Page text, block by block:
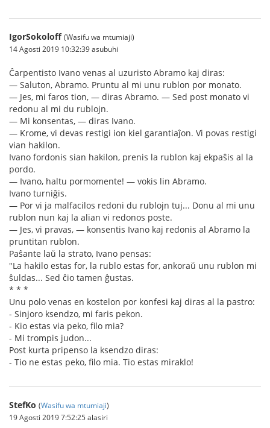
IgorSokoloff (Wasifu wa mtumiaji)
14 Agosti 2019 10:32:39 asubuhi
Ĉarpentisto Ivano venas al uzuristo Abramo kaj diras:
— Saluton, Abramo. Pruntu al mi unu rublon por monato.
— Jes, mi faros tion, — diras Abramo. — Sed post monato vi
redonu al mi du rublojn.
— Mi konsentas, — diras Ivano.
— Krome, vi devas restigi ion kiel garantiaĵon. Vi povas restigi
vian hakilon.
Ivano fordonis sian hakilon, prenis la rublon kaj ekpaŝis al la
pordo.
— Ivano, haltu pormomente! — vokis lin Abramo.
Ivano turniĝis.
— Por vi ja malfacilos redoni du rublojn tuj... Donu al mi unu
rublon nun kaj la alian vi redonos poste.
— Jes, vi pravas, — konsentis Ivano kaj redonis al Abramo la
pruntitan rublon.
Paŝante laŭ la strato, Ivano pensas:
"La hakilo estas for, la rublo estas for, ankoraŭ unu rublon mi
ŝuldas... Sed ĉio tamen ĝustas.
* * *
Unu polo venas en kostelon por konfesi kaj diras al la pastro:
- Sinjoro ksendzo, mi faris pekon.
- Kio estas via peko, filo mia?
- Mi trompis judon...
Post kurta pripenso la ksendzo diras:
- Tio ne estas peko, filo mia. Tio estas miraklo!
StefKo (Wasifu wa mtumiaji)
19 Agosti 2019 7:52:25 alasiri